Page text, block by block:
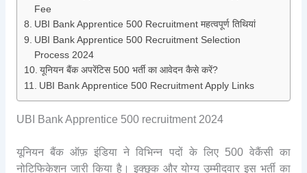
Fee
UBI Bank Apprentice 500 Recruitment महत्वपूर्ण तिथियां
UBI Bank Apprentice 500 Recruitment Selection
Process 2024
यूनियन बैंक अपरेंटिस 500 भर्ती का आवेदन कैसे करें?
UBI Bank Apprentice 500 Recruitment Apply Links
UBI Bank Apprentice 500 recruitment 2024
यूनियन बैंक ऑफ़ इंडिया ने विभिन्न पदों के लिए 500 वेकैंसी का
नोटिफिकेशन जारी किया है। इक्छुक और योग्य उम्मीदवार इस भर्ती का